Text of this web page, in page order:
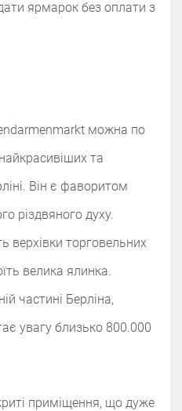
ярмарок без оплати з
можна по
та
Він є фаворитом
різдвяного духу.
верхівки торговельних
велика ялинка.
частині Берліна,
увагу близько 800.000
приміщення, що дуже